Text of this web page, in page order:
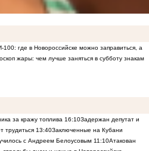
где в Новороссийске можно заправиться, а
жары: чем лучше заняться в субботу знакам
за кражу топлива 16:10Задержан депутат и
трудиться 13:40Заключенные на Кубани
с Андреем Белоусовым 11:10Атакован